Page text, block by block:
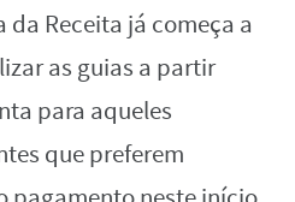
da Receita já começa a
as guias a partir
para aqueles
que preferem